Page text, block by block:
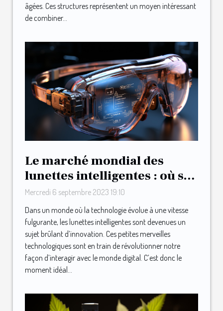
âgées. Ces structures représentent un moyen intéressant
de combiner...
Le marché mondial des
lunettes intelligentes : où se
positionne Urband ?
Mercredi 6 septembre 2023 19:10
Dans un monde où la technologie évolue à une vitesse
fulgurante, les lunettes intelligentes sont devenues un
sujet brûlant d’innovation. Ces petites merveilles
technologiques sont en train de révolutionner notre
façon d’interagir avec le monde digital. C’est donc le
moment idéal...